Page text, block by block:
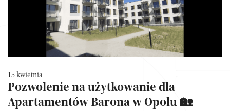
15 kwietnia
Pozwolenie na użytkowanie dla
Apartamentów Barona w Opolu 🏡